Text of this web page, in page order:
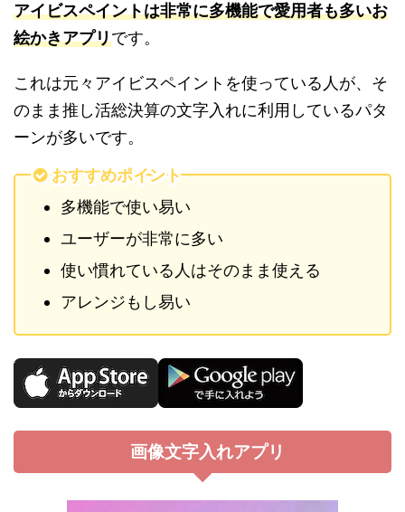
アイビスペイントは非常に多機能で愛用者も多いお
絵かきアプリです。
これは元々アイビスペイントを使っている人が、そ
のまま推し活総決算の文字入れに利用しているパタ
ーンが多いです。
おすすめポイント
多機能で使い易い
ユーザーが非常に多い
使い慣れている人はそのまま使える
アレンジもし易い
画像文字入れアプリ